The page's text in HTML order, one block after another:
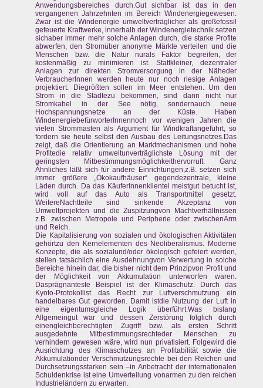
Anwendungsbereiches durch.Gut sichtbar ist das in den
vergangenen Jahrzehnten im Bereich Windenergiegewesen.
Zwar ist die Windenergie umweltverträglicher als großefossil
gefeuerte Kraftwerke, innerhalb der Windenergietechnik setzen
sichaber immer mehr solche Anlagen durch, die starke Profite
abwerfen, den Stromüber anonyme Märkte verteilen und die
Menschen bzw. die Natur nurals Faktor begreifen, der
kostenmäßig zu minimieren ist. Stattkleiner, dezentraler
Anlagen zur direkten Stromversorgung in der Näheder
VerbraucherInnen werden heute nur noch riesige Anlagen
projektiert. Diegrößten sollen im Meer entstehen. Um den
Strom in die Städtezu bekommen, sind dann nicht nur
Stromkabel in der See nötig, sondernauch neue
Hochspannungsnetze an der Küste. Haben
WindenergiebefürworterInnennoch vor wenigen Jahren die
vielen Strommasten als Argument für Windkraftangeführt, so
fordern sie heute selbst den Ausbau des Leitungsnetzes.Das
zeigt, daß die Orientierung an Marktmechanismen und hohe
Profitedie relativ umweltunverträglichste Lösung mit der
geringsten Mitbestimmungsmöglichkeithervorruft. Ganz
Ähnliches läßt sich für andere Einrichtungen,z.B. setzen sich
immer größere „Ökokaufhäuser“ gegendezentrale, kleine
Läden durch. Da das KäuferInnenklientel meistgut betucht ist,
wird voll auf das Auto als Transportmittel gesetzt.
WeitereNachtteile sind sinkende Akzeptanz von
Umweltprojekten und die Zuspitzungvon Machtverhältnissen
z.B. zwischen Metropole und Peripherie oder zwischenArm
und Reich.
Die Kapitalisierung von sozialen und ökologischen Aktivitäten
gehörtzu den Kernelementen des Neoliberalismus. Moderne
Konzepte, die als sozialund/oder ökologisch gefeiert werden,
stellen tatsächlich eine Ausdehnungvon Verwertung in solche
Bereiche hinein dar, die bisher nicht dem Prinzipvon Profit und
der Möglichkeit von Akkumulation unterworfen waren.
Dasprägnanteste Beispiel ist der Klimaschutz. Durch das
Kyoto-Protokollist das Recht zur Luftverschmutzung ein
handelbares Gut geworden. Damit istdie Nutzung der Luft in
eine eigentumsgleiche Logik überführt.Was bislang
Allgemeingut war und dessen Zerstörung folglich durch
einengleichberechtigten Zugriff bzw. als ersten Schritt
ausgedehnte Mitbestimmungsrechteder Menschen zu
verhindern gewesen wäre, wird nun privatisiert. Folgewird die
Ausrichtung des Klimaschutzes an Profitabilität sowie die
Akkumulationder Verschmutzungsrechte bei den Reichen und
Durchsetzungsstarken sein –in Anbetracht der internationalen
Schuldenkrise ist eine Umverteilung vonarmen zu den reichen
Industrieländern zu erwarten.